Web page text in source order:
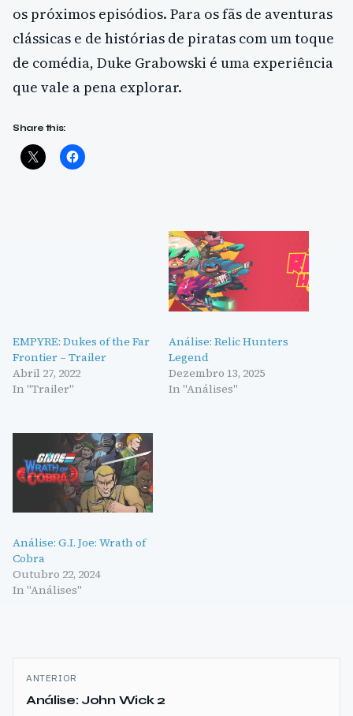
os próximos episódios. Para os fãs de aventuras
clássicas e de histórias de piratas com um toque
de comédia, Duke Grabowski é uma experiência
que vale a pena explorar.
Share this:
EMPYRE: Dukes of the Far
Frontier – Trailer
Abril 27, 2022
In "Trailer"
Análise: Relic Hunters
Legend
Dezembro 13, 2025
In "Análises"
Análise: G.I. Joe: Wrath of
Cobra
Outubro 22, 2024
In "Análises"
Navegação
de
ANTERIOR
Análise: John Wick 2